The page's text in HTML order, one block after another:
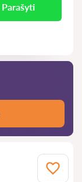
Parašyti